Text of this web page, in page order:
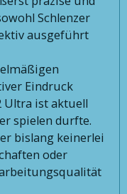
Schlenzer
ausgeführt
Eindruck
Ultra ist aktuell
spielen durfte.
bislang keinerlei
oder